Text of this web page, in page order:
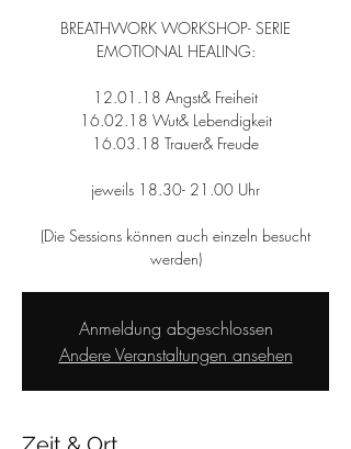
BREATHWORK WORKSHOP- SERIE
EMOTIONAL HEALING:
12.01.18 Angst& Freiheit
16.02.18 Wut& Lebendigkeit
16.03.18 Trauer& Freude
jeweils 18.30- 21.00 Uhr
(Die Sessions können auch einzeln besucht
werden)
Anmeldung abgeschlossen
Andere Veranstaltungen ansehen